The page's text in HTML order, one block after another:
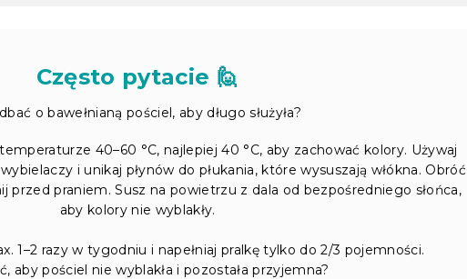
Często pytacie 🙋
o bawełnianą pościel, aby długo służyła?
40–60 °C, najlepiej 40 °C, aby zachować kolory. Używaj
i unikaj płynów do płukania, które wysuszają włókna. Obróć
przed praniem. Susz na powietrzu z dala od bezpośredniego słońca,
aby kolory nie wyblakły.
1–2 razy w tygodniu i napełniaj pralkę tylko do 2/3 pojemności.
aby pościel nie wyblakła i pozostała przyjemna?